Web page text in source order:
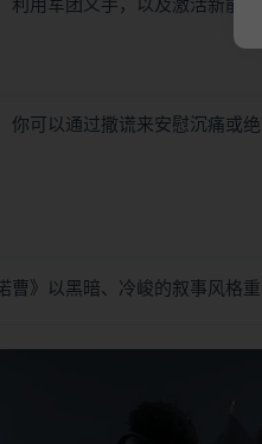
利用军团义手，以及激活新能
你可以通过撒谎来安慰沉痛或
曹》以黑暗、冷峻的叙事风格